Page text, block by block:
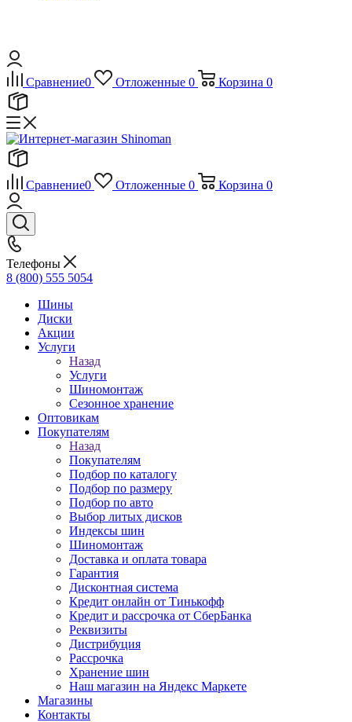
Сравнение0 Отложенные 0 Корзина 0
Сравнение0 Отложенные 0 Корзина 0
Телефоны
8 (800) 555 5054
Шины
Диски
Акции
Услуги
Назад
Услуги
Шиномонтаж
Сезонное хранение
Оптовикам
Покупателям
Назад
Покупателям
Подбор по каталогу
Подбор по размеру
Подбор по авто
Выбор литых дисков
Индексы шин
Шиномонтаж
Доставка и оплата товара
Гарантия
Дисконтная система
Кредит онлайн от Тинькофф
Кредит и рассрочка от СберБанка
Реквизиты
Дистрибуция
Рассрочка
Хранение шин
Наш магазин на Яндекс Маркете
Магазины
Контакты